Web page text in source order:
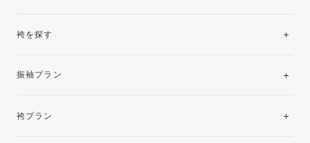
袴を探す
振袖プラン
レンタルプラン
袴プラン